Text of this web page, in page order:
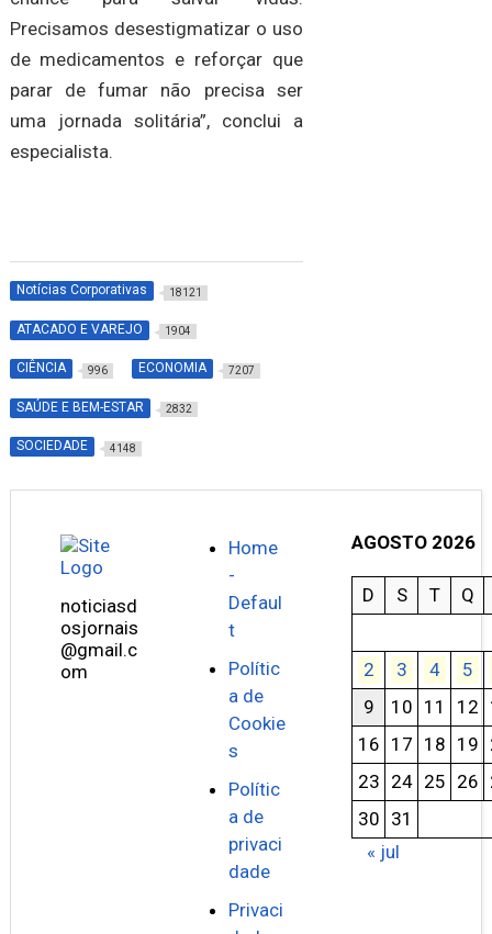
Precisamos desestigmatizar o uso
de medicamentos e reforçar que
parar de fumar não precisa ser
uma jornada solitária”, conclui a
especialista.
Notícias Corporativas 18121
ATACADO E VAREJO 1904
CIÊNCIA 996 ECONOMIA 7207
SAÚDE E BEM-ESTAR 2832
SOCIEDADE 4148
noticiasd
osjornais
@gmail.c
om
Home
-
Defaul
t
Polític
a de
Cookie
s
Polític
a de
privaci
dade
Privaci
AGOSTO 2026
D S T Q
2 3 4
5
9
10 11 12
16 17 18 19
23 24 25 26
30 31
« jul